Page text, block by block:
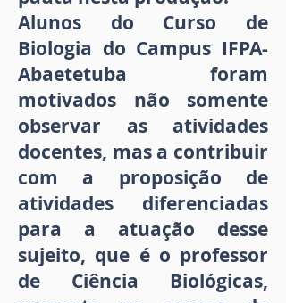
Alunos do Curso de
Biologia do Campus IFPA-
Abaetetuba foram
motivados não somente
observar as atividades
docentes, mas a contribuir
com a proposição de
atividades diferenciadas
para a atuação desse
sujeito, que é o professor
de Ciência Biológicas,